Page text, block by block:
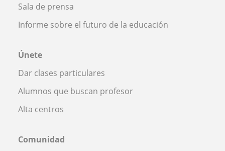
Sala de prensa
Informe sobre el futuro de la educación
Únete
Dar clases particulares
Alumnos que buscan profesor
Alta centros
Comunidad